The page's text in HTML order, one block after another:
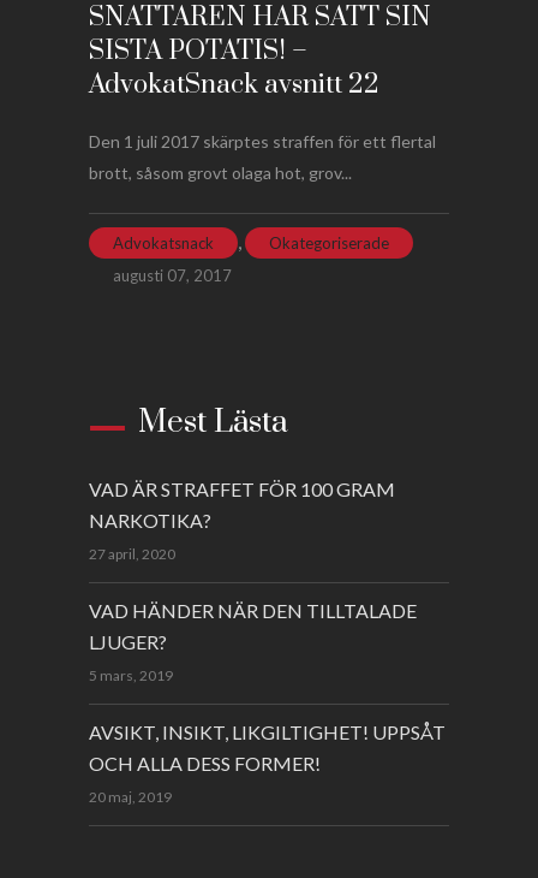
SNATTAREN HAR SATT SIN
SISTA POTATIS! –
AdvokatSnack avsnitt 22
Den 1 juli 2017 skärptes straffen för ett flertal
brott, såsom grovt olaga hot, grov...
Advokatsnack ,
Okategoriserade
augusti 07, 2017
Mest Lästa
VAD ÄR STRAFFET FÖR 100 GRAM
NARKOTIKA?
27 april, 2020
VAD HÄNDER NÄR DEN TILLTALADE
LJUGER?
5 mars, 2019
AVSIKT, INSIKT, LIKGILTIGHET! UPPSÅT
OCH ALLA DESS FORMER!
20 maj, 2019